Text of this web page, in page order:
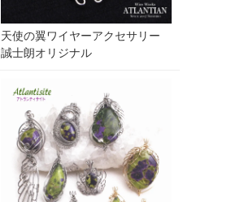
天使の翼ワイヤーアクセサリー
誠士朗オリジナル